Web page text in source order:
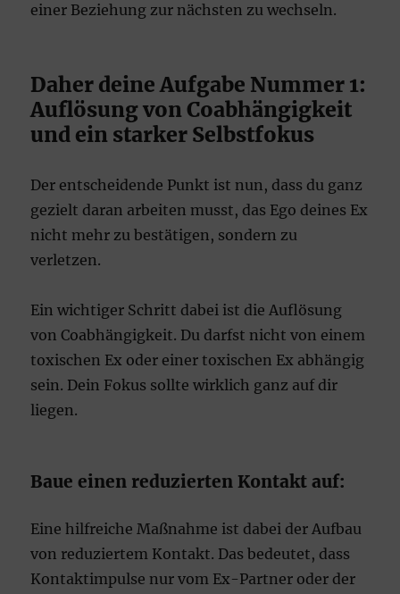
einer Beziehung zur nächsten zu wechseln.
Daher deine Aufgabe Nummer 1:
Auflösung von Coabhängigkeit
und ein starker Selbstfokus
Der entscheidende Punkt ist nun, dass du ganz
gezielt daran arbeiten musst, das Ego deines Ex
nicht mehr zu bestätigen, sondern zu
verletzen.
Ein wichtiger Schritt dabei ist die Auflösung
von Coabhängigkeit. Du darfst nicht von einem
toxischen Ex oder einer toxischen Ex abhängig
sein. Dein Fokus sollte wirklich ganz auf dir
liegen.
Baue einen reduzierten Kontakt auf:
Eine hilfreiche Maßnahme ist dabei der Aufbau
von reduziertem Kontakt. Das bedeutet, dass
Kontaktimpulse nur vom Ex-Partner oder der